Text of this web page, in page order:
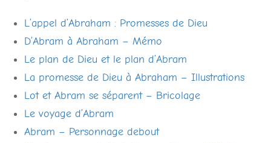
L’appel d’Abraham : Promesses de Dieu
D’Abram à Abraham – Mémo
Le plan de Dieu et le plan d’Abram
La promesse de Dieu à Abraham – Illustrations
Lot et Abram se séparent – Bricolage
Le voyage d’Abram
Abram – Personnage debout